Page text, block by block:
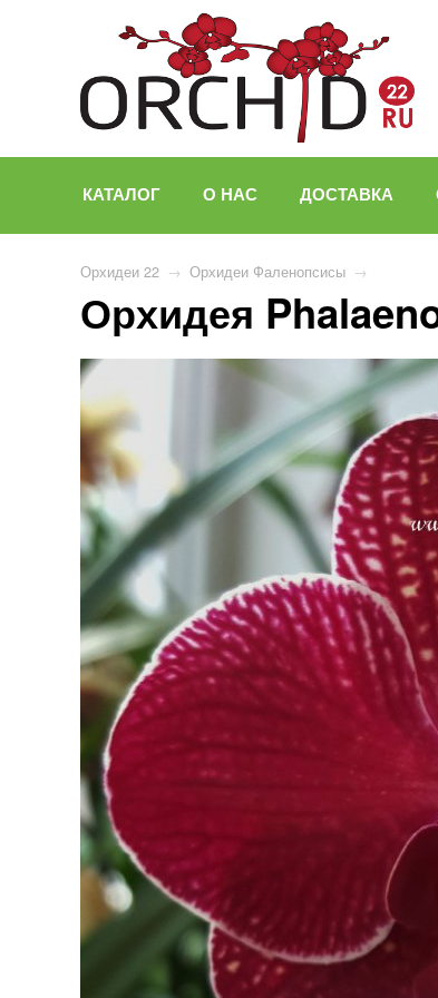
КАТАЛОГ О НАС ДОСТАВКА
Орхидеи 22 → Орхидеи Фаленопсисы →
Орхидея